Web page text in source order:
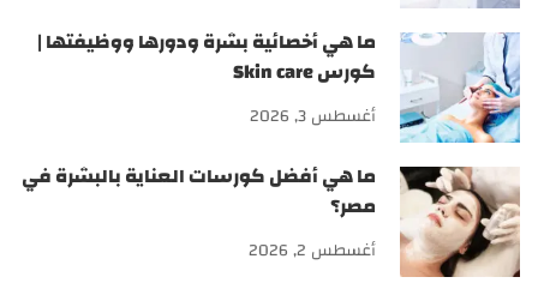
ما هي أخصائية بشرة ودورها ووظيفتها |
كورس Skin care
أغسطس 3, 2026
ما هي أفضل كورسات العناية بالبشرة في
مصر؟
أغسطس 2, 2026